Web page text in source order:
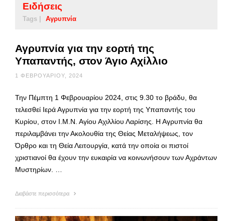
Ειδήσεις
Tags | Αγρυπνία
Αγρυπνία για την εορτή της
Υπαπαντής, στον Άγιο Αχίλλιο
1 ΦΕΒΡΟΥΑΡΊΟΥ, 2024
Την Πέμπτη 1 Φεβρουαρίου 2024, στις 9.30 το βράδυ, θα
τελεσθεί Ιερά Αγρυπνία για την εορτή της Υπαπαντής του
Κυρίου, στον Ι.Μ.Ν. Αγίου Αχιλλίου Λαρίσης. Η Αγρυπνία θα
περιλαμβάνει την Ακολουθία της Θείας Μεταλήψεως, τον
Όρθρο και τη Θεία Λειτουργία, κατά την οποία οι πιστοί
χριστιανοί θα έχουν την ευκαιρία να κοινωνήσουν των Αχράντων
Μυστηρίων. …
Διαβάστε περισσότερα